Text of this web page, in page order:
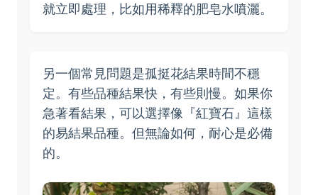
就立即處理，比如用稀釋的肥皂水噴灑。
另一個常見問題是孤挺花結果時間不穩
定。有些品種結果快，有些則慢。如果你
急著看結果，可以選擇像『紅寶石』這樣
的易結果品種。但無論如何，耐心是必備
的。